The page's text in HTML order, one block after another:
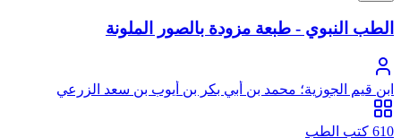
الطب النبوي - طبعة مزودة بالصور الملونة
ابن قيم الجوزية؛ محمد بن أبي بكر بن أيوب بن سعد الزرعي
الدمشقي، أبو عبد الله، شمس الدين
610 كتب الطب